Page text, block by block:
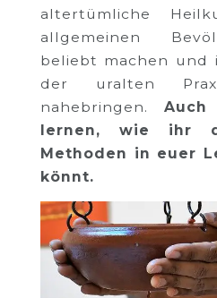
altertümliche
allgemeinen
beliebt machen und
der uralten
nahebringen.
lernen, wie ihr
Methoden in euer
könnt.